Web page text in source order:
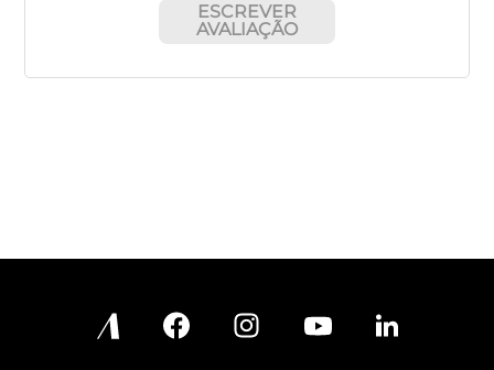
ESCREVER
AVALIAÇÃO